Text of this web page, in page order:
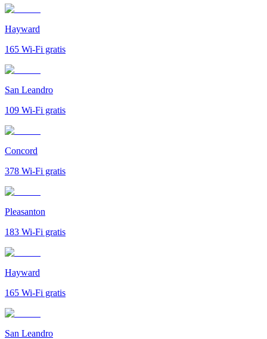
Hayward
165 Wi-Fi gratis
San Leandro
109 Wi-Fi gratis
Concord
378 Wi-Fi gratis
Pleasanton
183 Wi-Fi gratis
Hayward
165 Wi-Fi gratis
San Leandro